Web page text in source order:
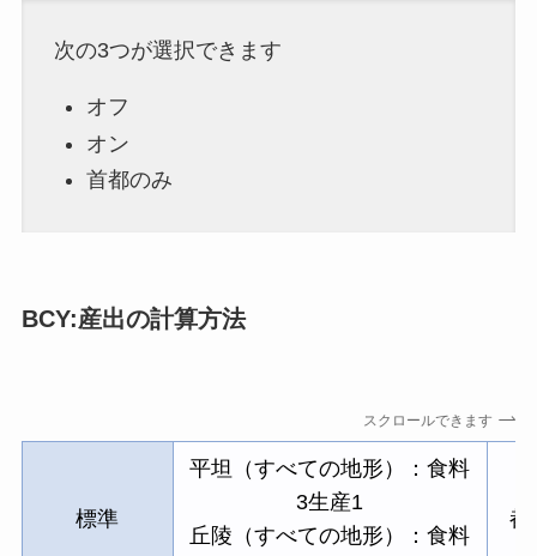
次の3つが選択できます
オフ
オン
首都のみ
BCY:産出の計算方法
スクロールできます
標準
平坦（すべての地形）：食料
3生産1
丘陵（すべての地形）：食料
都